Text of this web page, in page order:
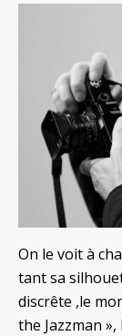
On le voit à
tant sa
discrête ,le
the Jazzman